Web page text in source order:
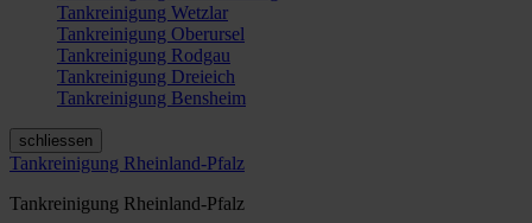
Tankreinigung Wetzlar
Tankreinigung Oberursel
Tankreinigung Rodgau
Tankreinigung Dreieich
Tankreinigung Bensheim
schliessen
Tankreinigung Rheinland-Pfalz
Tankreinigung Rheinland-Pfalz